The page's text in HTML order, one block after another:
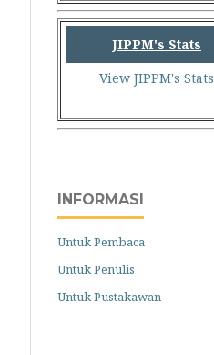
JIPPM's Stats
View JIPPM's Stats
INFORMASI
Untuk Pembaca
Untuk Penulis
Untuk Pustakawan